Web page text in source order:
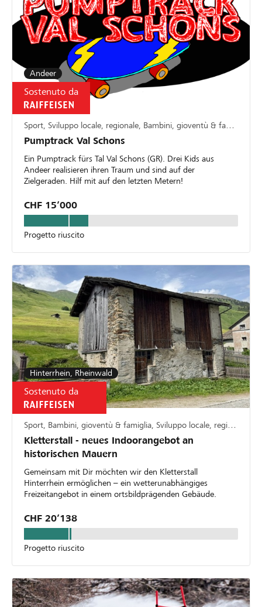
Andeer
Sostenuto da
Sport, Sviluppo locale, regionale, Bambini, gioventù & famiglia
Pumptrack Val Schons
Ein Pumptrack fürs Tal Val Schons (GR). Drei Kids aus
Andeer realisieren ihren Traum und sind auf der
Zielgeraden. Hilf mit auf den letzten Metern!
CHF 15’000
Progetto riuscito
Hinterrhein, Rheinwald
Sostenuto da
Sport, Bambini, gioventù & famiglia, Sviluppo locale, regionale
Kletterstall - neues Indoorangebot an
historischen Mauern
Gemeinsam mit Dir möchten wir den Kletterstall
Hinterrhein ermöglichen – ein wetterunabhängiges
Freizeitangebot in einem ortsbildprägenden Gebäude.
CHF 20’138
Progetto riuscito